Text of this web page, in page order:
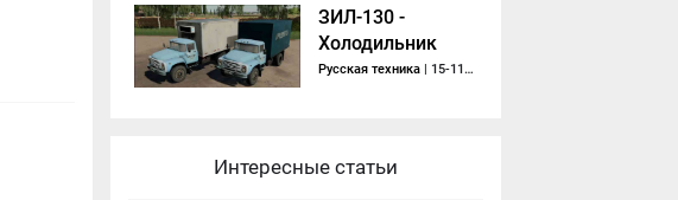
ЗИЛ-130 -
Холодильник
Русская техника | 15-11-2020, 15:07
Интересные статьи